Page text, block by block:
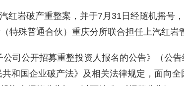
红岩破产重整案，并于7月31日经随机摇号
特殊普通合伙）重庆分所联合担任上汽红岩
司公开招募重整投资人报名的公告》（公告
和国企业破产法》及相关法律规定，面向全